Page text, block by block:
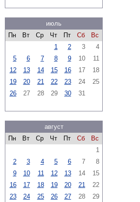
июль
Пн
Вт Ср Чт Пт Сб
Вс
1
2 3
4
5
6 7 8 9 10
11
12
13 14 15 16 17
18
19
20 21 22 23 24
25
26
27 28 29 30 31
август
Пн
Вт Ср Чт Пт Сб
Вс
1
2
3 4 5 6 7
8
9
10 11 12 13 14
15
16
17 18 19 20 21
22
23
24 25 26 27 28
29